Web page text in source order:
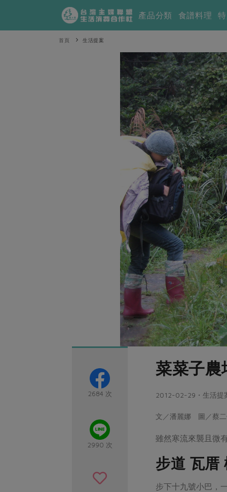
產品分類 食譜料理
首頁 生活提案
2684 次
2990 次
菜菜子農
2012-02-29・生活提
文／潘麗娜 圖／蔡
雖然寒流來襲且微
步道 瓦厝
步下十九號小巴，